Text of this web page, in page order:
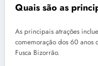
Quais são as
As principais atrações
comemoração dos 60 anos
Fusca Bizorrão.